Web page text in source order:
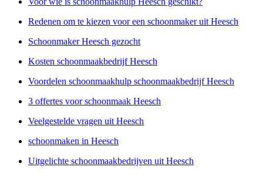
Redenen om te kiezen voor een schoonmaker uit Heesch
Schoonmaker Heesch gezocht
Kosten schoonmaakbedrijf Heesch
Voordelen schoonmaakhulp schoonmaakbedrijf Heesch
3 offertes voor schoonmaak Heesch
Veelgestelde vragen uit Heesch
schoonmaken in Heesch
Uitgelichte schoonmaakbedrijven uit Heesch